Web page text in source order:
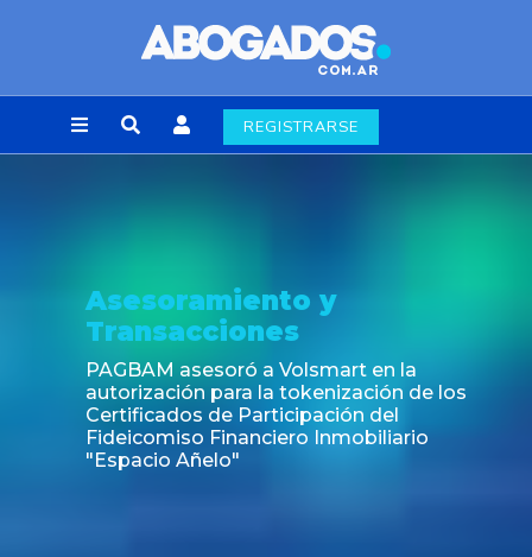
REGISTRARSE
Asesoramiento y
Transacciones
PAGBAM asesoró a Volsmart en la
autorización para la tokenización de los
Certificados de Participación del
Fideicomiso Financiero Inmobiliario
"Espacio Añelo"